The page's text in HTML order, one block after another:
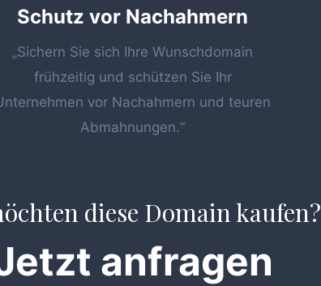
Schutz vor Nachahmern
„Sichern Sie sich Ihre Wunschdomain
frühzeitig und schützen Sie Ihr
vor Nachahmern und teuren
Abmahnungen.“
diese Domain kaufen?
anfragen